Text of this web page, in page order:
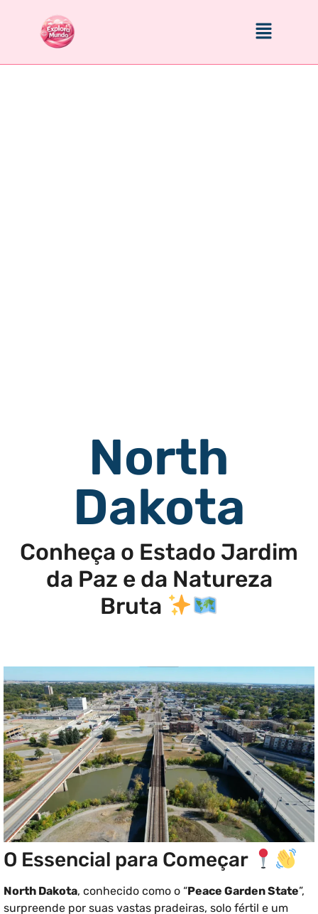
North
Dakota
Conheça o Estado Jardim
da Paz e da Natureza
Bruta
O Essencial para Começar
North Dakota, conhecido como o “Peace Garden State”,
surpreende por suas vastas pradeiras, solo fértil e um